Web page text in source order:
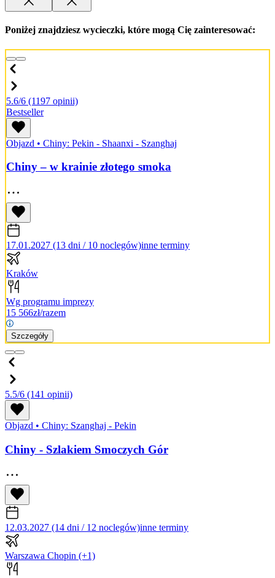
Poniżej znajdziesz wycieczki, które mogą Cię zainteresować:
5.6/6 (1197 opinii)
Bestseller
Objazd • Chiny: Pekin - Shaanxi - Szanghaj
Chiny – w krainie złotego smoka
17.01.2027 (13 dni / 10 noclegów)inne terminy
Kraków
Wg programu imprezy
15 566zł/razem
Szczegóły
5.5/6 (141 opinii)
Objazd • Chiny: Szanghaj - Pekin
Chiny - Szlakiem Smoczych Gór
12.03.2027 (14 dni / 12 noclegów)inne terminy
Warszawa Chopin (+1)